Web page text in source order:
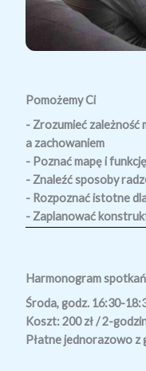
Pomożemy Ci
- Zrozumieć zależność
a zachowaniem
- Poznać mapę i
- Znaleźć sposoby
- Rozpoznać istotne
- Zaplanować
Harmonogram spotkań
Środa, godz. 16:30-
Koszt: 200 zł / 2-
Płatne jednorazowo z